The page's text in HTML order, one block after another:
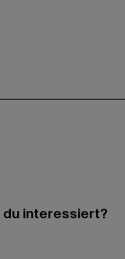
interessiert?